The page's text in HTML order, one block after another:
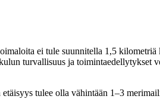
ei tule suunnitella 1,5 kilometriä
turvallisuus ja toimintaedellytykset
tulee olla vähintään 1–3